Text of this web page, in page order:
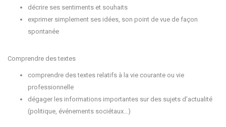
décrire ses sentiments et souhaits
exprimer simplement ses idées, son point de vue de façon
spontanée
Comprendre des textes
comprendre des textes relatifs à la vie courante ou vie
professionnelle
dégager les informations importantes sur des sujets d’actualité
(politique, événements sociétaux…)